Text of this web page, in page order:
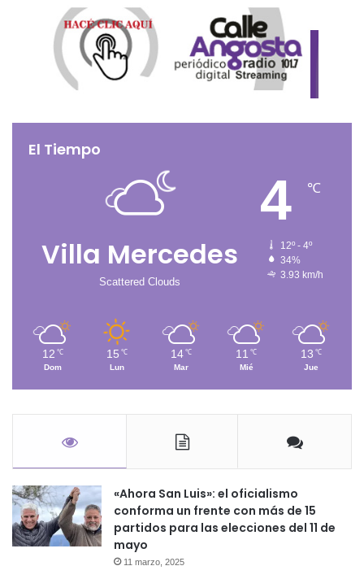
El Tiempo
Villa Mercedes
Scattered Clouds
4 ℃
12º - 4º
34%
3.93 km/h
12 ℃
Dom
15 ℃
Lun
14 ℃
Mar
11 ℃
Mié
13 ℃
Jue
«Ahora San Luis»: el oficialismo
conforma un frente con más de 15
partidos para las elecciones del 11 de
mayo
11 marzo, 2025